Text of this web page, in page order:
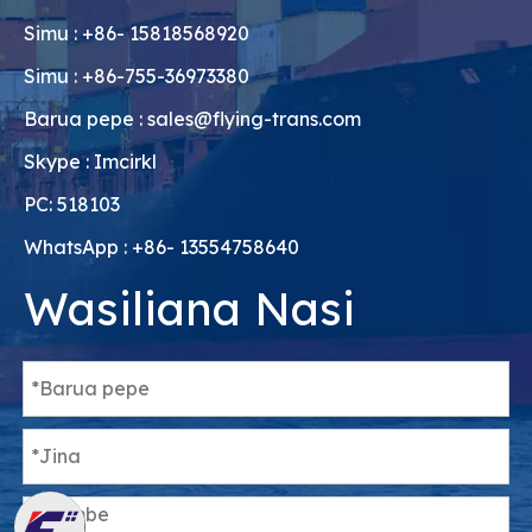
Simu : +86- 15818568920
Simu : +86-755-36973380
Barua pepe : sales@flying-trans.com
Skype : Imcirkl
PC: 518103
WhatsApp : +86- 13554758640
Wasiliana Nasi